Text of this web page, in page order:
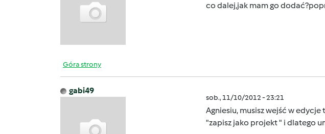
co dalej,jak mam go
Góra strony
gabi49
sob., 11/10/2012 - 23:21
Agniesiu, musisz wejść w
"zapisz jako projekt " i dlatego